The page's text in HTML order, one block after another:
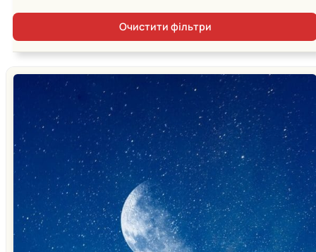
Очистити фільтри